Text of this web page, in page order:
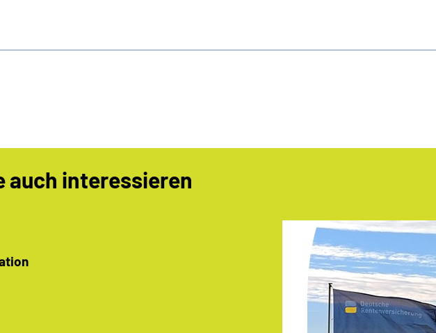
auch interessieren